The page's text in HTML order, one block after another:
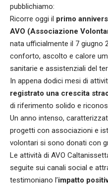
pubblichiamo:
Ricorre oggi il primo
AVO (Associazione
nata ufficialmente il 7 giugno
conforto, ascolto e calore
sanitarie e assistenziali del
In appena dodici mesi di
registrato una crescita
di riferimento solido e
Un anno intenso,
progetti con associazioni e
volontari si sono donati con
Le attività di AVO
seguite sui canali social e
testimoniano l’impatto